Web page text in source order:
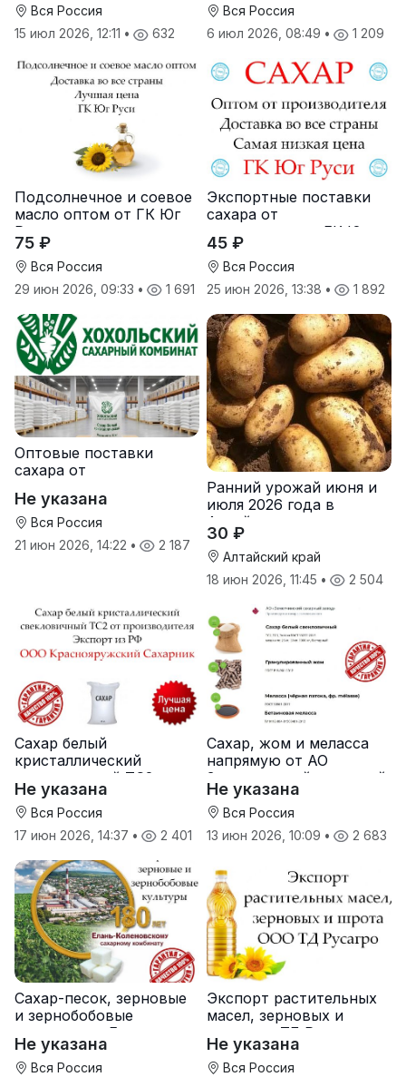
Вся Россия
15 июл 2026, 12:11 • 632
Вся Россия
6 июл 2026, 08:49 • 1 209
Подсолнечное и соевое
масло оптом от ГК Юг
Руси
75 ₽
Вся Россия
29 июн 2026, 09:33 • 1 691
Экспортные поставки
сахара от
производителя ГК Юг
Руси
45 ₽
Вся Россия
25 июн 2026, 13:38 • 1 892
Оптовые поставки
сахара от
Хохольский сахарный
комбинат
Не указана
Вся Россия
21 июн 2026, 14:22 • 2 187
Ранний урожай июня и
июля 2026 года в
Алтайском крае
30 ₽
Алтайский край
18 июн 2026, 11:45 • 2 504
Сахар белый
кристаллический
свекловичный ТС2 от
производителя
Не указана
Вся Россия
17 июн 2026, 14:37 • 2 401
Сахар, жом и меласса
напрямую от АО
Земетчинский сахарный
завод
Не указана
Вся Россия
13 июн 2026, 10:09 • 2 683
Сахар-песок, зерновые
и зернобобовые
культуры от Елань-
Коленовский СЗ
Не указана
Вся Россия
Экспорт растительных
масел, зерновых и
шрота от ТД Русагро
Не указана
Вся Россия